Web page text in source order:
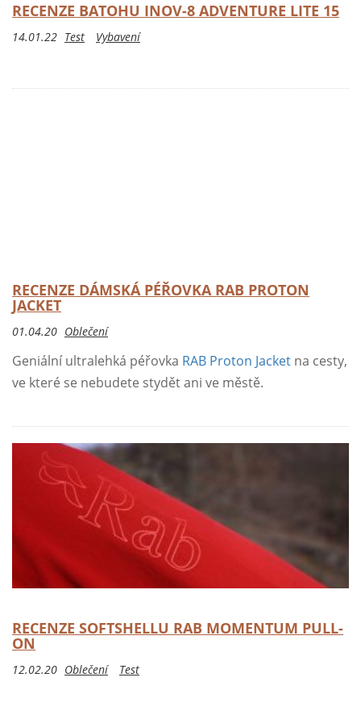
RECENZE BATOHU INOV-8 ADVENTURE LITE 15
14.01.22 Test Vybavení
RECENZE DÁMSKÁ PÉŘOVKA RAB PROTON
JACKET
01.04.20 Oblečení
Geniální ultralehká péřovka RAB Proton Jacket na cesty,
ve které se nebudete stydět ani ve městě.
RECENZE SOFTSHELLU RAB MOMENTUM PULL-
ON
12.02.20 Oblečení Test